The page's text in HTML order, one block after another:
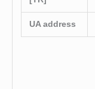
UA address